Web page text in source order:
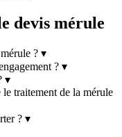
devis mérule
? ▾
? ▾
▾
traitement de la mérule
? ▾